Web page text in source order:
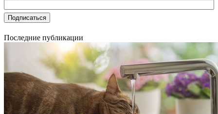
Последние публикации